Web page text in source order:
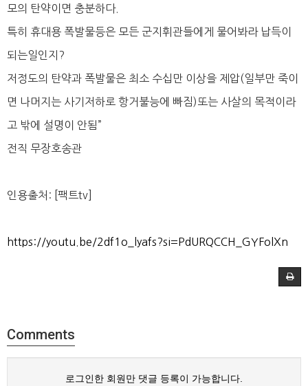
모의 탄약이면 충분하다.
특히 휴대용 폭발물등은 모든 군지휘관들에게 물어봐라 납득이
되는일인지?
저정도의 탄약과 폭발물은 최소 수십만 이상을 제압(일부만 죽이
면 나머지는 사기저하로 항거불능에 빠짐)또는 사살의 목적이라
고 밖에 설명이 안됨”
전직 무장호송관
인용출처: [팩트tv]
https://youtu.be/2df1o_lyafs?si=PdURQCCH_GYFolXn
Comments
로그인한 회원만 댓글 등록이 가능합니다.